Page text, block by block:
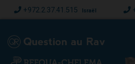
+972.2.37.41.515 Israël